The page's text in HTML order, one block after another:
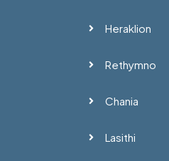
Heraklion
Rethymno
Chania
Lasithi